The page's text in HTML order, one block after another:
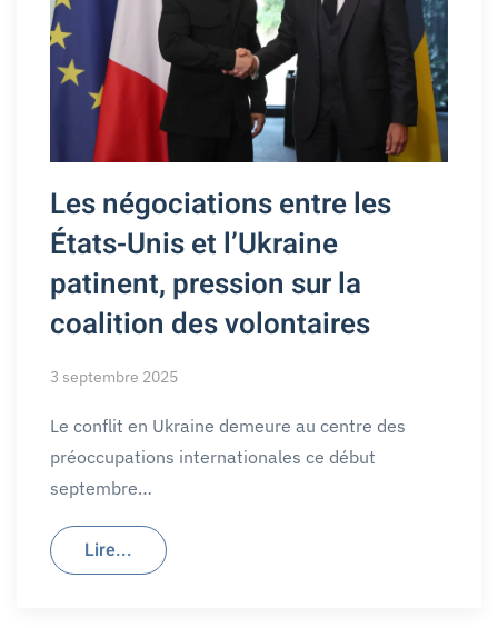
Les négociations entre les
États-Unis et l’Ukraine
patinent, pression sur la
coalition des volontaires
3 septembre 2025
Le conflit en Ukraine demeure au centre des
préoccupations internationales ce début
septembre…
Lire...